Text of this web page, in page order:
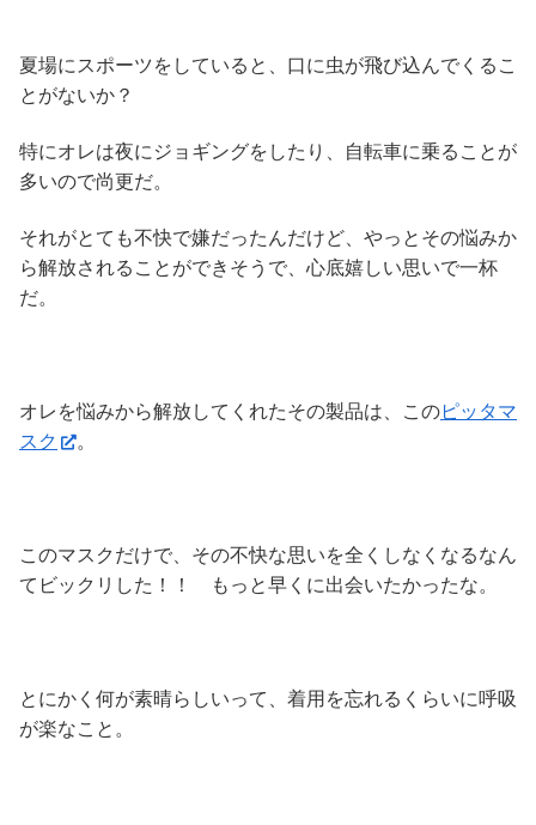
夏場にスポーツをしていると、口に虫が飛び込んでくるこ
とがないか？
特にオレは夜にジョギングをしたり、自転車に乗ることが
多いので尚更だ。
それがとても不快で嫌だったんだけど、やっとその悩みか
ら解放されることができそうで、心底嬉しい思いで一杯
だ。
オレを悩みから解放してくれたその製品は、このピッタマ
スク
。
このマスクだけで、その不快な思いを全くしなくなるなん
てビックリした！！ もっと早くに出会いたかったな。
とにかく何が素晴らしいって、着用を忘れるくらいに呼吸
が楽なこと。